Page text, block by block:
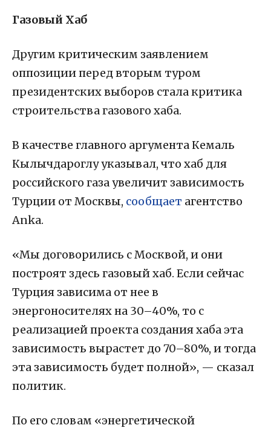
Газовый Хаб
Другим критическим заявлением
оппозиции перед вторым туром
президентских выборов стала критика
строительства газового хаба.
В качестве главного аргумента Кемаль
Кылычдароглу указывал, что хаб для
российского газа увеличит зависимость
Турции от Москвы, сообщает агентство
Anka.
«Мы договорились с Москвой, и они
построят здесь газовый хаб. Если сейчас
Турция зависима от нее в
энергоносителях на 30–40%, то с
реализацией проекта создания хаба эта
зависимость вырастет до 70–80%, и тогда
эта зависимость будет полной», — сказал
политик.
По его словам «энергетической